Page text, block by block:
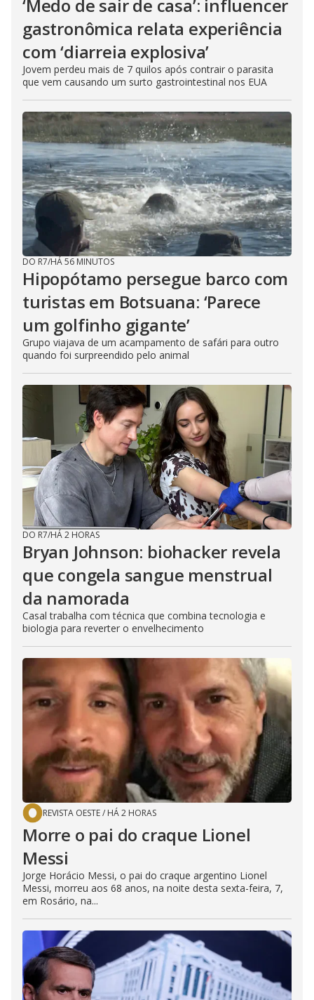
‘Medo de sair de casa’: influencer
gastronômica relata experiência
com ‘diarreia explosiva’
Jovem perdeu mais de 7 quilos após contrair o parasita
que vem causando um surto gastrointestinal nos EUA
DO R7/HÁ 56 MINUTOS
Hipopótamo persegue barco com
turistas em Botsuana: ‘Parece
um golfinho gigante’
Grupo viajava de um acampamento de safári para outro
quando foi surpreendido pelo animal
DO R7/HÁ 2 HORAS
Bryan Johnson: biohacker revela
que congela sangue menstrual
da namorada
Casal trabalha com técnica que combina tecnologia e
biologia para reverter o envelhecimento
REVISTA OESTE/ HÁ 2 HORAS
Morre o pai do craque Lionel
Messi
Jorge Horácio Messi, o pai do craque argentino Lionel
Messi, morreu aos 68 anos, na noite desta sexta-feira, 7,
em Rosário, na...